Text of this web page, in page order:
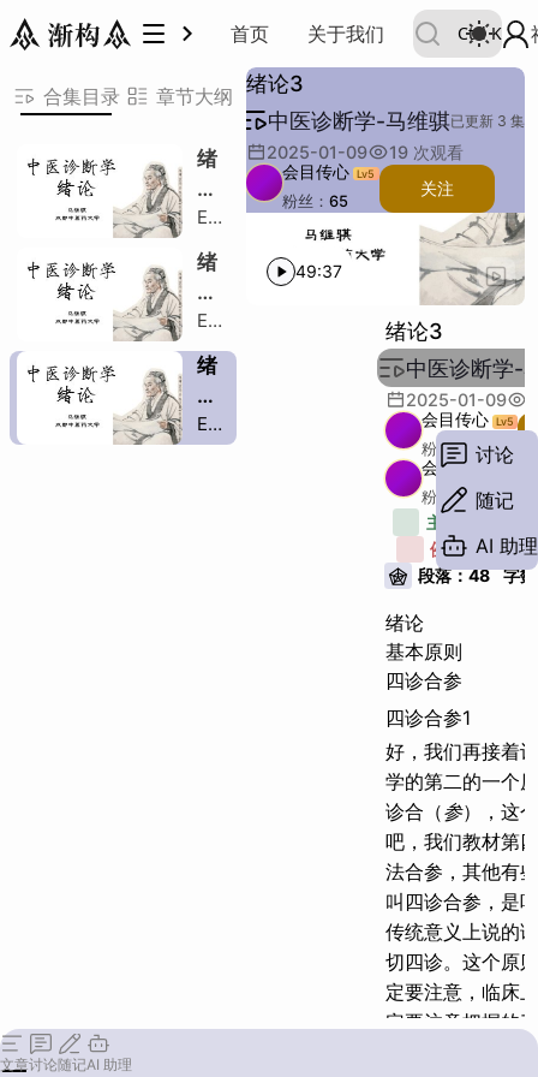
首页 关于我们 Ctrl K
中医诊断学-马维骐
合集目录 章节大纲
绪论
基本原则
H 四诊合参
四诊合参1
难经的叙述
医宗金鉴的叙述
四诊合参2
避免被假象所惑
迟脉但阳明腑实1
面赤但虚阳外越
信息互校
迟脉但阳明腑实2
四诊合参3
辨证必要1
辨风寒/风热论治
辨证必要2
辨病也必要1
感冒/疮疡论治
辨病也必要2
绪
论
1
Ep
绪
论
2
Ep
1.2
绪
论
3
Ep
1.3
绪论 3
绪论
基本原则
基本原则
四诊合参
四诊合参
病证结合
病证结合
动静统一
动静统一
发展简史
发展简史
商周时代肇始萌芽
商周时代肇始萌芽
春秋秦汉奠定基础
春秋秦汉奠定基础
晋至宋元丰富发展
晋至宋元丰富发展
明清以降日臻完善
明清以降日臻完善
最后
最后
PPT
PPT
四诊合参1
四诊合参1
难经的叙述
难经的叙述
医宗金鉴的叙述
医宗金鉴的叙述
四诊合参2
四诊合参2
避免被假象所惑
避免被假象所惑
迟脉但阳明腑实1
迟脉但阳明腑实1
面赤但虚阳外越
面赤但虚阳外越
信息互校
信息互校
迟脉但阳明腑实2
迟脉但阳明腑实2
四诊合参3
四诊合参3
辨证必要1
辨证必要1
辨风寒/风热论治
辨风寒/风热论治
辨证必要2
辨证必要2
辨病也必要1
辨病也必要1
感冒/疮疡论治
感冒/疮疡论治
辨病也必要2
辨病也必要2
病证结合
病证结合
过渡
过渡
动静统一
动静统一
感冒中的动静统一
感冒中的动静统一
本节讨论内容
本节讨论内容
师傅领进门
师傅领进门
仅挑重点讲
仅挑重点讲
肇始
肇始
周礼记载
周礼记载
史记记载
史记记载
可追溯至先秦
可追溯至先秦
奠基
奠基
黄帝内经
黄帝内经
难经
难经
淳于意的诊籍
淳于意的诊籍
伤寒杂病论
伤寒杂病论
发展
发展
脉经
脉经
诸病源候论
诸病源候论
察病指南
察病指南
金镜录
金镜录
世医得效方
世医得效方
完善
完善
景岳全书
景岳全书
濒湖脉学
濒湖脉学
四诊抉微
四诊抉微
望诊遵经
望诊遵经
温病学的完善
温病学的完善
彩图辨舌指南
彩图辨舌指南
其他的自己参考
其他的自己参考
剩余部分自己看书
剩余部分自己看书
PPT
PPT
绪论3
中医诊断学-马维骐已更新 3 集
2025-01-09 19次观看
会目传心 Lv5
粉丝：65
关注
主题：
描述：
例子：
其他：
段落：
49:37
绪论3
中医诊断学-
2025-01-09
会目传心 Lv5
粉丝： 65
会目传心
粉丝： 65
主题：
例子：6
段落：48 字
绪论
基本原则
四诊合参
四诊合参1
好， 我们再接着
学的第二的一个
诊合（参）， 这
吧， 我们教材第
法合参， 其他有
叫四诊合参，是
传统意义上说的
切四诊。 这个原
定要注意， 临床
定要注意把握的
讨论
随记
AI 助理
文章讨论随记AI 助理